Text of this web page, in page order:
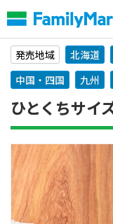
文
へ
発売地域
北海道
中国・四国
九州
ひとくちサイ